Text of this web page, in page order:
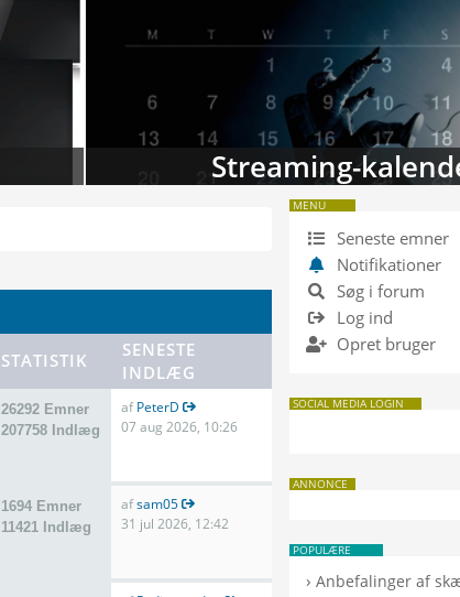
TV-databasen:
STATISTIK
SENESTE
INDLÆG
26292 Emner
207758 Indlæg
afPeterD
07 aug 2026, 10:26
1694 Emner
11421 Indlæg
afsam05
31 jul 2026, 12:42
MENU
Seneste emner
Notifikationer
Søg i forum
Log ind
Opret bruger
SOCIAL MEDIA LOGIN
ANNONCE
POPULÆRE
›Anbefalinger af